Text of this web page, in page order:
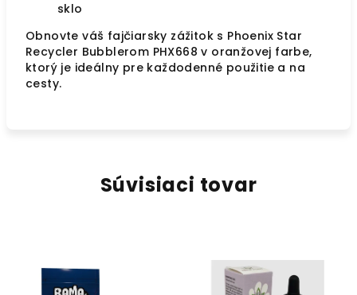
sklo
Obnovte váš fajčiarsky zážitok s Phoenix Star
Recycler Bubblerom PHX668 v oranžovej farbe,
ktorý je ideálny pre každodenné použitie a na
cesty.
Súvisiaci tovar